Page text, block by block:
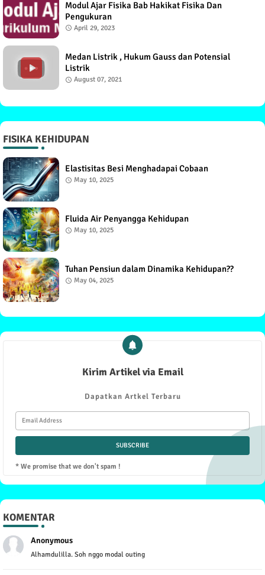
Modul Ajar Fisika Bab Hakikat Fisika Dan
Pengukuran
April 29, 2023
Medan Listrik , Hukum Gauss dan Potensial
Listrik
August 07, 2021
FISIKA KEHIDUPAN
Elastisitas Besi Menghadapai Cobaan
May 10, 2025
Fluida Air Penyangga Kehidupan
May 10, 2025
Tuhan Pensiun dalam Dinamika Kehidupan??
May 04, 2025
Kirim Artikel via Email
Dapatkan Artkel Terbaru
* We promise that we don't spam !
KOMENTAR
Anonymous
Alhamdulilla. Soh nggo modal outing